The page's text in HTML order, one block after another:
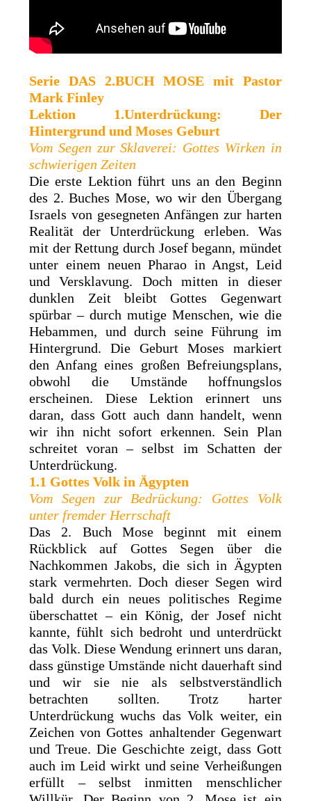
Serie DAS 2.BUCH MOSE mit Pastor
Mark Finley
Lektion 1.Unterdrückung: Der
Hintergrund und Moses Geburt
Vom Segen zur Sklaverei: Gottes Wirken in
schwierigen Zeiten
Die erste Lektion führt uns an den Beginn
des 2. Buches Mose, wo wir den Übergang
Israels von gesegneten Anfängen zur harten
Realität der Unterdrückung erleben. Was
mit der Rettung durch Josef begann, mündet
unter einem neuen Pharao in Angst, Leid
und Versklavung. Doch mitten in dieser
dunklen Zeit bleibt Gottes Gegenwart
spürbar – durch mutige Menschen, wie die
Hebammen, und durch seine Führung im
Hintergrund. Die Geburt Moses markiert
den Anfang eines großen Befreiungsplans,
obwohl die Umstände hoffnungslos
erscheinen. Diese Lektion erinnert uns
daran, dass Gott auch dann handelt, wenn
wir ihn nicht sofort erkennen. Sein Plan
schreitet voran – selbst im Schatten der
Unterdrückung.
1.1 Gottes Volk in Ägypten
Vom Segen zur Bedrückung: Gottes Volk
unter fremder Herrschaft
Das 2. Buch Mose beginnt mit einem
Rückblick auf Gottes Segen über die
Nachkommen Jakobs, die sich in Ägypten
stark vermehrten. Doch dieser Segen wird
bald durch ein neues politisches Regime
überschattet – ein König, der Josef nicht
kannte, fühlt sich bedroht und unterdrückt
das Volk. Diese Wendung erinnert uns daran,
dass günstige Umstände nicht dauerhaft sind
und wir sie nie als selbstverständlich
betrachten sollten. Trotz harter
Unterdrückung wuchs das Volk weiter, ein
Zeichen von Gottes anhaltender Gegenwart
und Treue. Die Geschichte zeigt, dass Gott
auch im Leid wirkt und seine Verheißungen
erfüllt – selbst inmitten menschlicher